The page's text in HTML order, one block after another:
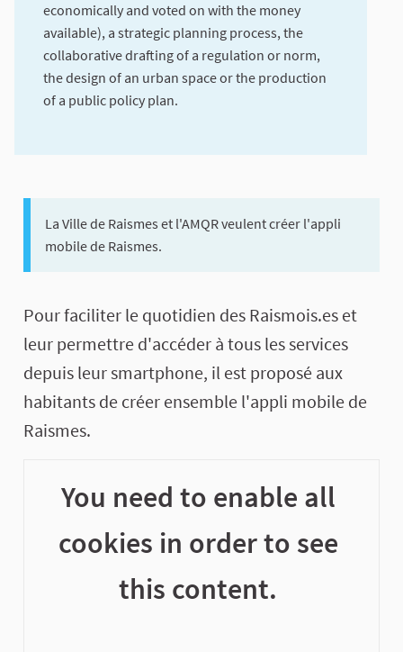
economically and voted on with the money
available), a strategic planning process, the
collaborative drafting of a regulation or norm,
the design of an urban space or the production
of a public policy plan.
La Ville de Raismes et l'AMQR veulent créer l'appli
mobile de Raismes.
About this process
Pour faciliter le quotidien des Raismois.es et
leur permettre d'accéder à tous les services
depuis leur smartphone, il est proposé aux
habitants de créer ensemble l'appli mobile de
Raismes.
You need to enable all
cookies in order to see
this content.